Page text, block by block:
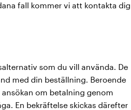
fall kommer vi att kontakta dig
som du vill använda. De
med din beställning. Beroende
om betalning genom
En bekräftelse skickas därefter